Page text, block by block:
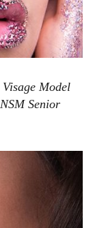
Model
Senior